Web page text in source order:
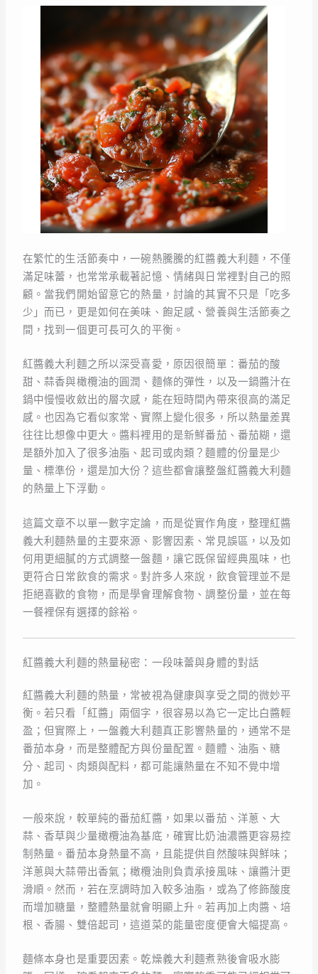
在繁忙的生活節奏中，一碗熱騰騰的紅醬義大利麵，不僅
滿足味蕾，也常常承載著記憶、情緒與日常裡對自己的照
顧。當我們開始留意它的熱量，討論的其實不只是「吃多
少」而已，更是如何在美味、飽足感、營養與生活節奏之
間，找到一個更可長可久的平衡。
紅醬義大利麵之所以深受喜愛，原因很簡單：番茄的酸
甜、蒜香與橄欖油的圓潤、麵條的彈性，以及一鍋醬汁在
鍋中慢慢收斂出的層次感，能在短時間內帶來很高的滿足
感。也因為它看似家常、實際上變化很多，所以熱量差異
往往比想像中更大。醬料裡用的是新鮮番茄、番茄糊，還
是額外加入了很多油脂、起司或肉類？麵體的份量是少
量、標準份，還是加大份？這些都會讓整盤紅醬義大利麵
的熱量上下浮動。
這篇文章不以單一數字定論，而是從實作角度，整理紅醬
義大利麵熱量的主要來源、影響因素、常見誤區，以及如
何用更細膩的方式調整一盤麵，讓它既保留經典風味，也
更符合日常飲食的需求。對許多人來說，飲食管理並不是
拒絕喜歡的食物，而是學會理解食物、調整份量，並在每
一餐裡保有選擇的餘裕。
紅醬義大利麵的熱量秘密：一段味蕾與身體的對話
紅醬義大利麵的熱量，常被視為健康與享受之間的微妙平
衡。若只看「紅醬」兩個字，很容易以為它一定比白醬輕
盈；但實際上，一盤義大利麵真正影響熱量的，通常不是
番茄本身，而是整體配方與份量配置。麵體、油脂、糖
分、起司、肉類與配料，都可能讓熱量在不知不覺中增
加。
一般來說，較單純的番茄紅醬，如果以番茄、洋蔥、大
蒜、香草與少量橄欖油為基底，確實比奶油濃醬更容易控
制熱量。番茄本身熱量不高，且能提供自然酸味與鮮味；
洋蔥與大蒜帶出香氣；橄欖油則負責承接風味、讓醬汁更
滑順。然而，若在烹調時加入較多油脂，或為了修飾酸度
而增加糖量，整體熱量就會明顯上升。若再加上肉醬、培
根、香腸、雙倍起司，這道菜的能量密度便會大幅提高。
麵條本身也是重要因素。乾燥義大利麵煮熟後會吸水膨